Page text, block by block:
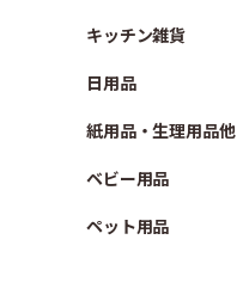
キッチン雑貨
日用品
紙用品・生理用品他
ベビー用品
ペット用品